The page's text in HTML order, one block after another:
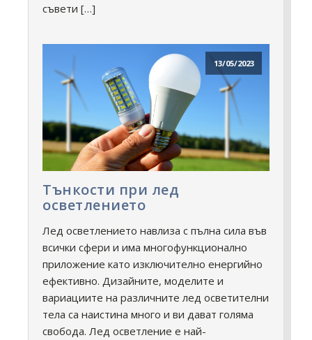
съвети […]
13/05/2023
Тънкости при лед
осветлението
Лед осветлението навлиза с пълна сила във
всички сфери и има многофункционално
приложение като изключително енергийно
ефективно. Дизайните, моделите и
вариациите на различните лед осветителни
тела са наистина много и ви дават голяма
свобода. Лед осветление е най-